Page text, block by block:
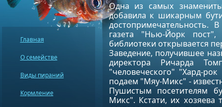
Одна из самых
добавила к шикарным
газета "Нью-Йорк пост",
библиотеки открывается
Заведение, получившее
директора Ричарда
"человеческого" "Хард-
подаем "Мяу-Микс" -
Пушистым посетителям
Микс". Кстати, их хозяева
Главная
О семействе
Виды пираний
Кормление